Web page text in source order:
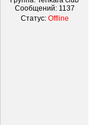
Сообщений: 1137
Статус: Offline